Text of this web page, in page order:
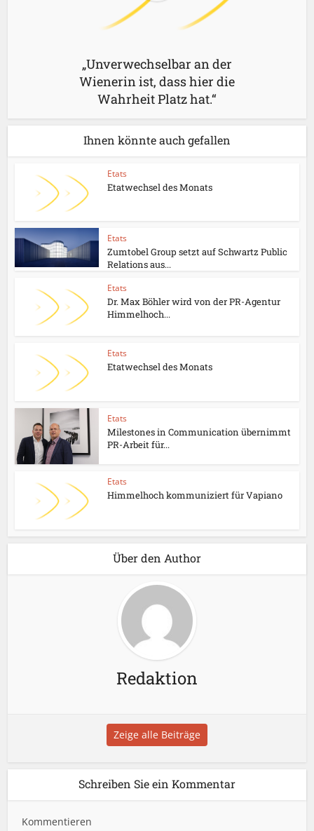
„Unverwechselbar an der
Wienerin ist, dass hier die
Wahrheit Platz hat.“
Ihnen könnte auch gefallen
Etats
Etatwechsel des Monats
Etats
Zumtobel Group setzt auf Schwartz Public
Relations aus...
Etats
Dr. Max Böhler wird von der PR-Agentur
Himmelhoch...
Etats
Etatwechsel des Monats
Etats
Milestones in Communication übernimmt
PR-Arbeit für...
Etats
Himmelhoch kommuniziert für Vapiano
Über den Author
Redaktion
Zeige alle Beiträge
Schreiben Sie ein Kommentar
Kommentieren